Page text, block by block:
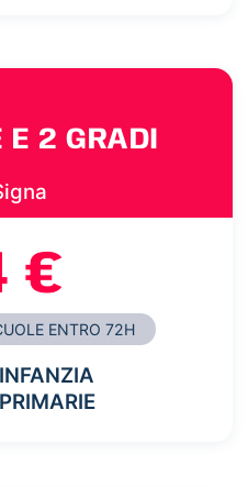
2 GRADI
€
ENTRO 72H